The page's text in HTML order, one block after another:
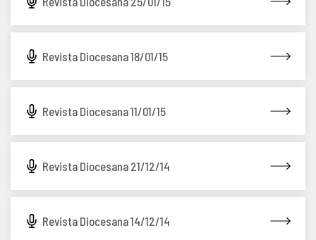
Revista Diocesana 18/01/15
Revista Diocesana 11/01/15
Revista Diocesana 21/12/14
Revista Diocesana 14/12/14